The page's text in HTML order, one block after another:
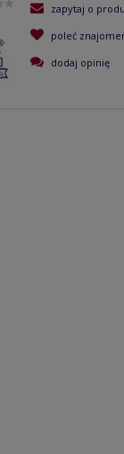
zapytaj o
poleć
dodaj opinię